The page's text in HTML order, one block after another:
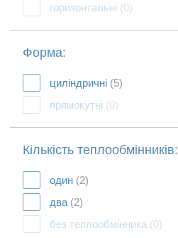
горизонтальні (0)
Форма:
циліндричні (5)
прямокутні (0)
Кількість теплообмінників:
один (2)
два (2)
без теплообмінника (0)